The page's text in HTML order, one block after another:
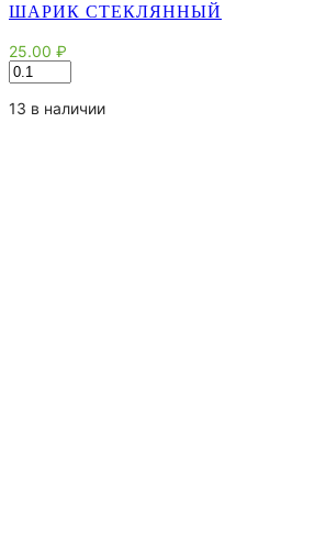
ШАРИК СТЕКЛЯННЫЙ
25.00 ₽
Количество
товара
Шарик
13 в наличии